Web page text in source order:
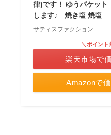
律)です！ ゆうパケット
します♪ 焼き塩 焼塩
サティスファクション
Amazonで
＼ポイント
楽天市場で